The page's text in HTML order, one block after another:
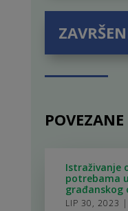
Istraživanje
potrebama
građanskog
LIP 30, 2023 |